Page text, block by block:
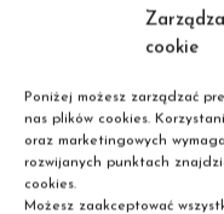
cookie
Poniżej możesz zarządzać
nas plików cookies.
oraz marketingowych
rozwijanych punktach
cookies.
Możesz zaakceptować
KIERUNEK?
a każdy dzień
terapeuta zajęciowy
łączy empatię,